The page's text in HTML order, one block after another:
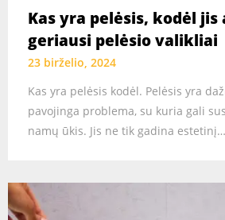
Kas yra pelėsis, kodėl
geriausi pelėsio valikliai
23 birželio, 2024
Kas yra pelėsis kodėl. Pelėsis yra
pavojinga problema, su kuria gali
namų ūkis. Jis ne tik gadina estetinį…